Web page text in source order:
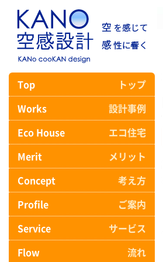
Top
トップ
Works
設計事例
Eco House
エコ住宅
Merit
メリット
Concept
考え方
Profile
ご案内
Service
サービス
Flow
流れ